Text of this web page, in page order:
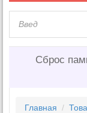
Сброс
Главная /